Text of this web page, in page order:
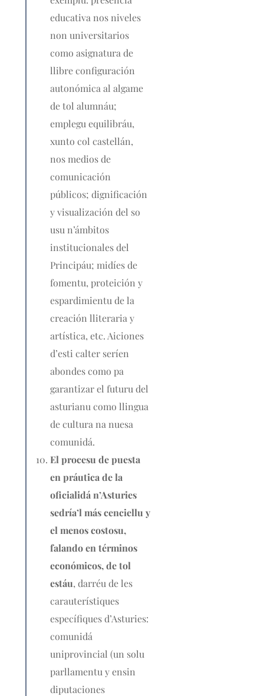
educativa nos niveles
non universitarios
como asignatura de
llibre configuración
autonómica al algame
de tol alumnáu;
emplegu equilibráu,
xunto col castellán,
nos medios de
comunicación
públicos; dignificación
y visualización del so
usu n’ámbitos
institucionales del
Principáu; midíes de
fomentu, proteición y
espardimientu de la
creación lliteraria y
artística, etc. Aiciones
d’esti calter seríen
abondes como pa
garantizar el futuru del
asturianu como llingua
de cultura na nuesa
comunidá.
El procesu de puesta
en práutica de la
oficialidá n’Asturies
sedría’l más cenciellu y
el menos costosu,
falando en términos
económicos, de tol
estáu, darréu de les
carauterístiques
específiques d’Asturies:
comunidá
uniprovincial (un solu
parllamentu y ensin
diputaciones